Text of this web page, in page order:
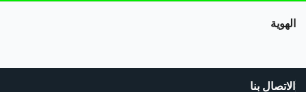
الهوية
الاتصال بنا